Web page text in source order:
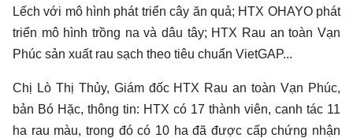
Lếch với mô hình phát triển cây ăn quả; HTX OHAYO phát
triển mô hình trồng na và dâu tây; HTX Rau an toàn Vạn
Phúc sản xuất rau sạch theo tiêu chuẩn VietGAP...
Chị Lò Thị Thủy, Giám đốc HTX Rau an toàn Vạn Phúc,
bản Bó Hặc, thông tin: HTX có 17 thành viên, canh tác 11
ha rau màu, trong đó có 10 ha đã được cấp chứng nhận